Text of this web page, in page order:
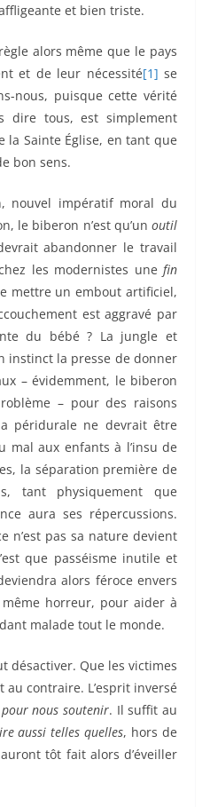
et bien triste.
alors même que le pays
et de leur nécessité[1] se
nous, puisque cette vérité
dire tous, est simplement
Sainte Église, en tant que
bon sens.
nouvel impératif moral du
le biberon n’est qu’un outil
abandonner le travail
les modernistes une fin
mettre un embout artificiel,
est aggravé par
du bébé ? La jungle et
instinct la presse de donner
– évidemment, le biberon
– pour des raisons
péridurale ne devrait être
mal aux enfants à l’insu de
la séparation première de
tant physiquement que
aura ses répercussions.
n’est pas sa nature devient
que passéisme inutile et
alors féroce envers
horreur, pour aider à
malade tout le monde.
désactiver. Que les victimes
contraire. L’esprit inversé
nous soutenir. Il suffit au
aussi telles quelles, hors de
tôt fait alors d’éveiller